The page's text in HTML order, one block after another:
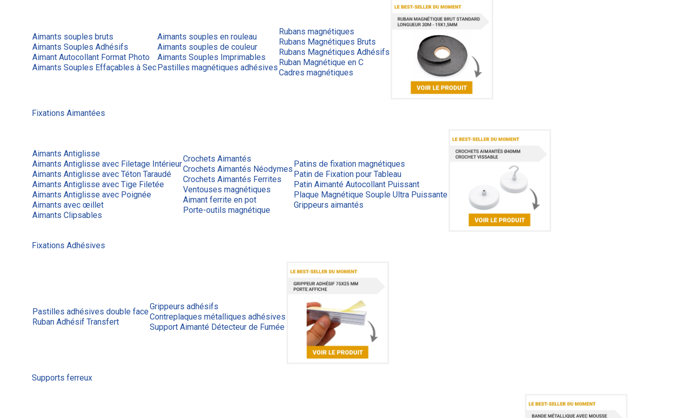
Aimants souples bruts
Aimants Souples Adhésifs
Aimant Autocollant Format Photo
Aimants Souples Effaçables à Sec
Aimants souples en rouleau
Aimants souples de couleur
Aimants Souples Imprimables
Pastilles magnétiques adhésives
Rubans magnétiques
Rubans Magnétiques Bruts
Rubans Magnétiques Adhésifs
Ruban Magnétique en C
Cadres magnétiques
Fixations Aimantées
Aimants Antiglisse
Aimants Antiglisse avec Filetage Intérieur
Aimants Antiglisse avec Téton Taraudé
Aimants Antiglisse avec Tige Filetée
Aimants Antiglisse avec Poignée
Aimants avec œillet
Aimants Clipsables
Crochets Aimantés
Crochets Aimantés Néodymes
Crochets Aimantés Ferrites
Ventouses magnétiques
Aimant ferrite en pot
Porte-outils magnétique
Patins de fixation magnétiques
Patin de Fixation pour Tableau
Patin Aimanté Autocollant Puissant
Plaque Magnétique Souple Ultra Puissante
Grippeurs aimantés
Fixations Adhésives
Pastilles adhésives double face
Ruban Adhésif Transfert
Grippeurs adhésifs
Contreplaques métalliques adhésives
Support Aimanté Détecteur de Fumée
Supports ferreux